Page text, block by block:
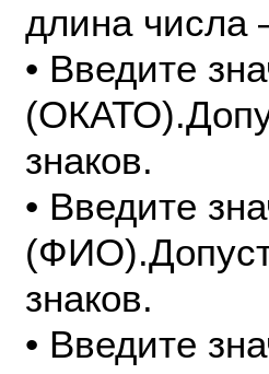
длина числа
• Введите
знаков.
• Введите
знаков.
• Введите